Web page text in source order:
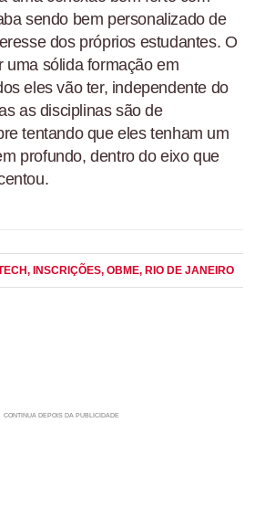
sendo bem personalizado de
dos próprios estudantes. O
uma sólida formação em
eles vão ter, independente do
as disciplinas são de
tentando que eles tenham um
profundo, dentro do eixo que
, INSCRIÇÕES, OBME, RIO DE JANEIRO